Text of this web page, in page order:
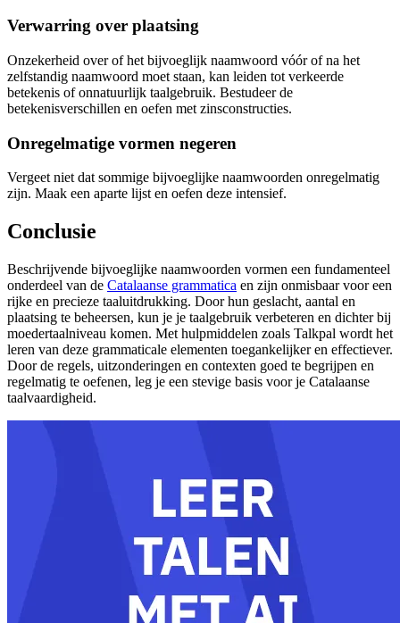
Verwarring over plaatsing
Onzekerheid over of het bijvoeglijk naamwoord vóór of na het
zelfstandig naamwoord moet staan, kan leiden tot verkeerde
betekenis of onnatuurlijk taalgebruik. Bestudeer de
betekenisverschillen en oefen met zinsconstructies.
Onregelmatige vormen negeren
Vergeet niet dat sommige bijvoeglijke naamwoorden onregelmatig
zijn. Maak een aparte lijst en oefen deze intensief.
Conclusie
Beschrijvende bijvoeglijke naamwoorden vormen een fundamenteel
onderdeel van de Catalaanse grammatica en zijn onmisbaar voor een
rijke en precieze taaluitdrukking. Door hun geslacht, aantal en
plaatsing te beheersen, kun je je taalgebruik verbeteren en dichter bij
moedertaalniveau komen. Met hulpmiddelen zoals Talkpal wordt het
leren van deze grammaticale elementen toegankelijker en effectiever.
Door de regels, uitzonderingen en contexten goed te begrijpen en
regelmatig te oefenen, leg je een stevige basis voor je Catalaanse
taalvaardigheid.